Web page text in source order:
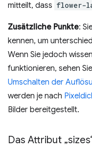
mitteilt, dass flower-
Zusätzliche Punkte:
kennen, um
Wenn Sie jedoch
funktionieren, sehen
Umschalten der
werden je nach
Bilder bereitgestellt.
Das Attribut